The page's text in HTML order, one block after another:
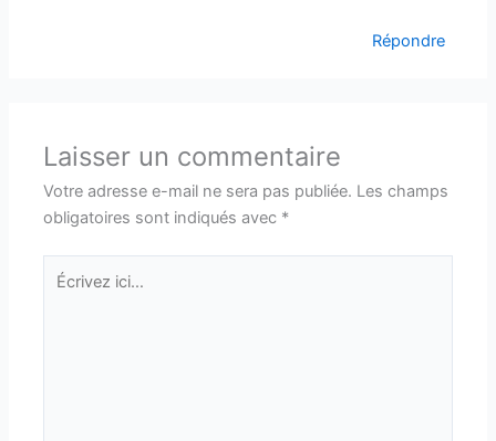
Répondre
Laisser un commentaire
Votre adresse e-mail ne sera pas publiée. Les champs
obligatoires sont indiqués avec *
Écrivez
ici…